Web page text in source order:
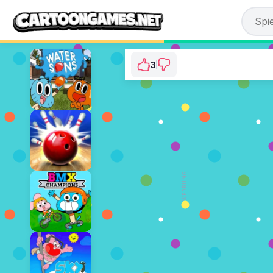
⭐ 100% (3 Stimmen)
JETZT SPIELEN
3
WERBUNG